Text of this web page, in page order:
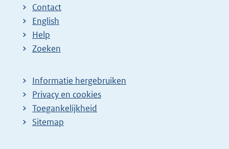
Contact
English
Help
Zoeken
Informatie hergebruiken
Privacy en cookies
Toegankelijkheid
Sitemap